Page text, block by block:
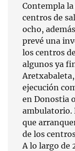
Contempla
centros de
ocho,
prevé una
los centros
algunos ya
ejecución
en Donostia
ambulatorio.
que
de los
A lo largo de